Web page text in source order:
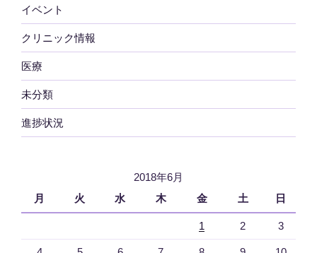
イベント
クリニック情報
医療
未分類
進捗状況
2018年6月
月
火 水 木 金 土 日
1 2 3